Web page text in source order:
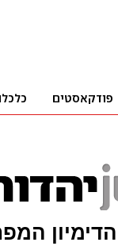
הדימיון